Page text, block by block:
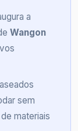
a
Wangon
sem
materiais